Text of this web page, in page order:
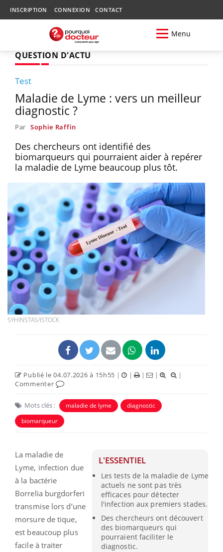
INSCRIPTION CONNEXION CONTACT
Menu
QUESTION D'ACTU
Test
Maladie de Lyme : vers un meilleur
diagnostic ?
Par Sophie Raffin
Des chercheurs ont identifié des
biomarqueurs qui pourraient aider à repérer
la maladie de Lyme beaucoup plus tôt.
SYHINSTAS/ISTOCK
Publié le 04.07.2026 à 15h55 | | | |
|
Commenter
Mots clés : maladie de lyme
diagnostic
biomarqueur
L'ESSENTIEL
Les tests de la maladie de Lyme
actuels ne sont pas très
efficaces pour détecter
l'infection aux premiers stades.
Des chercheurs ont découvert
des biomarqueurs qui
pourraient faciliter le
diagnostic.
La maladie de
Lyme, infection due
à la bactérie
Borrelia burgdorferi
transmise lors d’une
morsure de tique,
est beaucoup plus
facile à traiter